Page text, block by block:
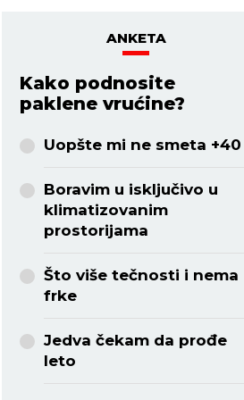
ANKETA
Kako podnosite
paklene vrućine?
Uopšte mi ne smeta +40
Boravim u isključivo u
klimatizovanim
prostorijama
Što više tečnosti i nema
frke
Jedva čekam da prođe
leto